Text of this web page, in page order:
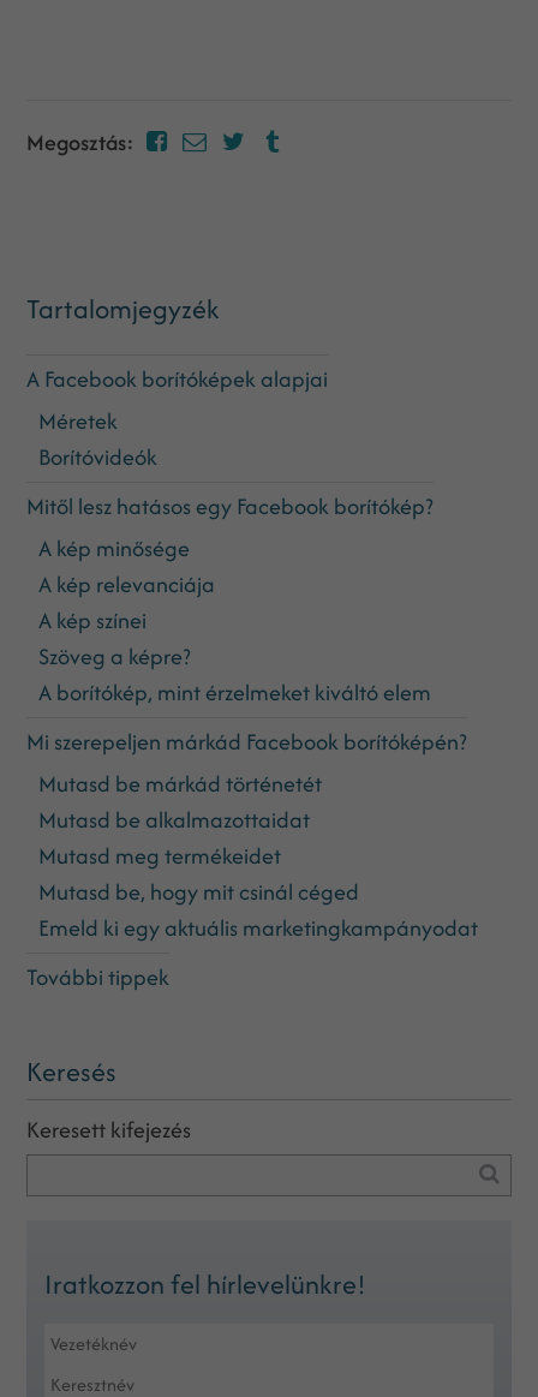
Megosztás:
Tartalomjegyzék
A Facebook borítóképek alapjai
Méretek
Borítóvideók
Mitől lesz hatásos egy Facebook borítókép?
A kép minősége
A kép relevanciája
A kép színei
Szöveg a képre?
A borítókép, mint érzelmeket kiváltó elem
Mi szerepeljen márkád Facebook borítóképén?
Mutasd be márkád történetét
Mutasd be alkalmazottaidat
Mutasd meg termékeidet
Mutasd be, hogy mit csinál céged
Emeld ki egy aktuális marketingkampányodat
További tippek
Keresés
Keresett kifejezés
Iratkozzon fel hírlevelünkre!